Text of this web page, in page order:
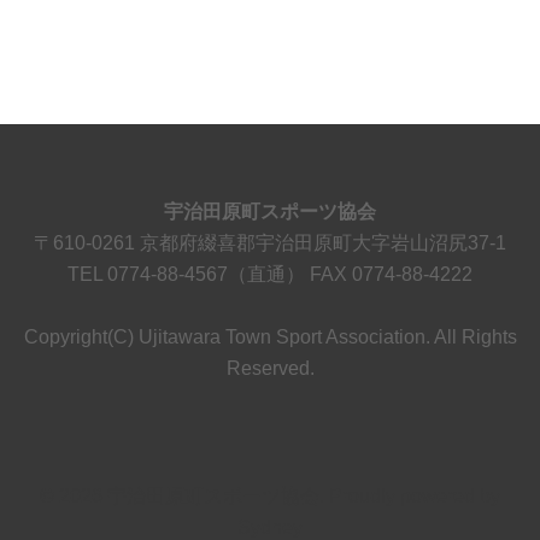
宇治田原町スポーツ協会
〒610-0261 京都府綴喜郡宇治田原町大字岩山沼尻37-1
TEL 0774-88-4567（直通） FAX 0774-88-4222
Copyright(C) Ujitawara Town Sport Association. All Rights
Reserved.